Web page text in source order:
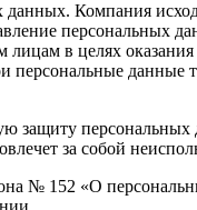
Компания
персональных
в целях
персональные
защиту
за собой
№ 152 «О